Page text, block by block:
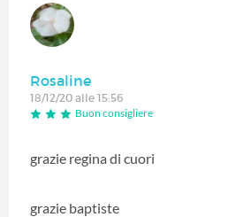
Rosaline
18/12/20 alle 15:56
Buon consigliere
grazie regina di cuori
grazie baptiste